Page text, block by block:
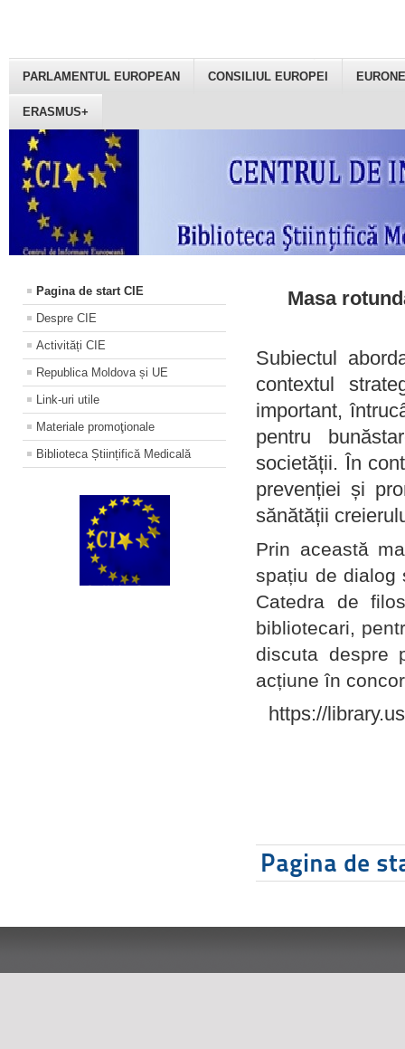
PARLAMENTUL EUROPEAN CONSILIUL EUROPEI
ERASMUS+
Pagina de start CIE
Despre CIE
Activități CIE
Republica Moldova și UE
Link-uri utile
Materiale promoţionale
Biblioteca Științifică Medicală
Masa
Subiectul
contextul
important,
pentru
societății. În
prevenției și
sănătății
Prin această
spațiu de dialog
Catedra de
bibliotecari,
discuta despre
acțiune în
https://
Pagina de